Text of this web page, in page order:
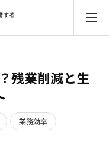
残業削減と生
業務効率